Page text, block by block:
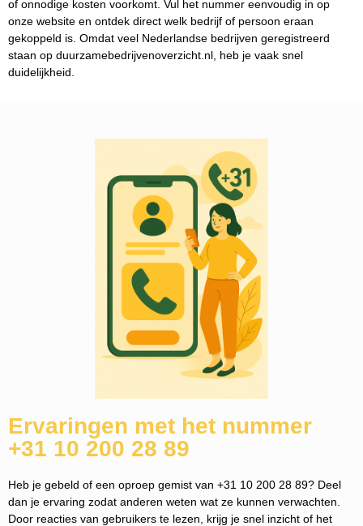
of onnodige kosten voorkomt. Vul het nummer eenvoudig in op
onze website en ontdek direct welk bedrijf of persoon eraan
gekoppeld is. Omdat veel Nederlandse bedrijven geregistreerd
staan op duurzamebedrijvenoverzicht.nl, heb je vaak snel
duidelijkheid.
Ervaringen met het nummer
+31 10 200 28 89
Heb je gebeld of een oproep gemist van +31 10 200 28 89? Deel
dan je ervaring zodat anderen weten wat ze kunnen verwachten.
Door reacties van gebruikers te lezen, krijg je snel inzicht of het